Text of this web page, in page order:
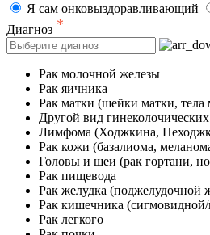
Я сам онковыздоравливающий
Диагноз *
Рак молочной железы
Рак яичника
Рак матки (шейки матки, тела
Другой вид
Лимфома (Ходжкина,
Рак кожи (базалиома,
Головы и шеи (рак гортани,
Рак пищевода
Рак желудка (поджелудочной
Рак кишечника
Рак легкого